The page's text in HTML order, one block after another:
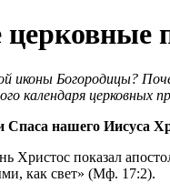
иконы Богородицы?
календаря церковных
нашего Иисуса
Христос показал
как свет» (Мф. 17:2).